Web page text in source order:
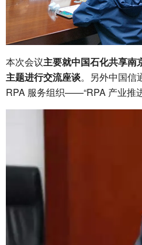
本次会议主要就中国石化共享南
主题进行交流座谈。另外中国信
RPA 服务组织——“RPA 产业推进